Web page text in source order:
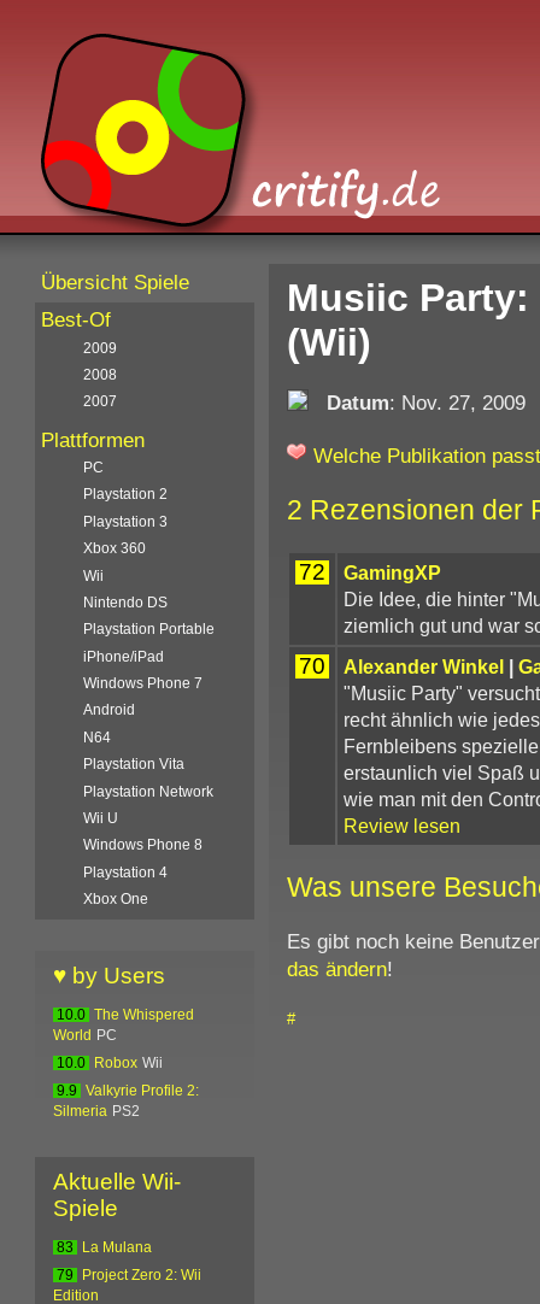
Musiic
(Wii)
Datum: Nov. 27, 2009
Welche Publikation
2 Rezensionen der
72
GamingXP
Die Idee, die hinter
ziemlich gut und war
70 Alexander Winkel|
"Musiic Party"
recht ähnlich wie
Fernbleibens
erstaunlich viel Spaß
wie man mit den
Review lesen
Was unsere
Es gibt noch keine
das ändern!
#
Übersicht Spiele
Best-Of
2009
2008
2007
Plattformen
PC
Playstation 2
Playstation 3
Xbox 360
Wii
Nintendo DS
Playstation Portable
iPhone/iPad
Windows Phone 7
Android
N64
Playstation Vita
Playstation Network
Wii U
Windows Phone 8
Playstation 4
Xbox One
♥ by Users
10.0
The Whispered
World
PC
10.0
Robox Wii
9.9
Valkyrie Profile 2:
Silmeria PS2
Aktuelle Wii-
Spiele
83
La Mulana
79
Project Zero 2: Wii
Edition